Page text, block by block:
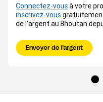
Connectez-vousà votre
inscrivez-vous
de l’argent au Bhoutan
Envoyer de l’argent